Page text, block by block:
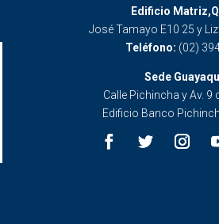
Edificio
José Tamayo E10 25 y
Teléfono: (02)
Sede
Calle Pichincha y Av. 9
Edificio Banco